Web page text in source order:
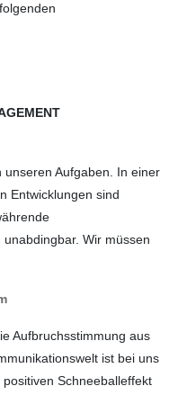
Aufgaben. In einer
Entwicklungen sind
Wir müssen
Aufbruchsstimmung aus
ist bei uns
Schneeballeffekt